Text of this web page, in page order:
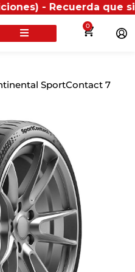
Recuerda que si
0
SportContact 7